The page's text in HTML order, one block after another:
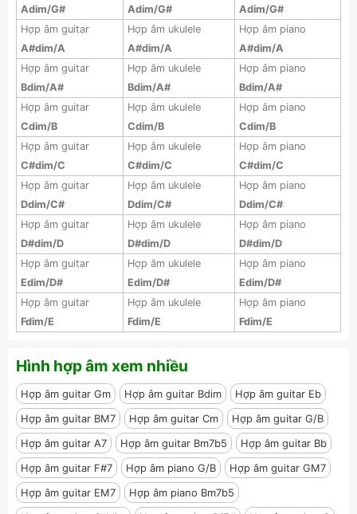
Adim/G#
Adim/G#
Adim/G#
Hợp âm guitar
A#dim/A
Hợp âm ukulele
A#dim/A
Hợp âm piano
A#dim/A
Hợp âm guitar
Bdim/A#
Hợp âm ukulele
Bdim/A#
Hợp âm piano
Bdim/A#
Hợp âm guitar
Cdim/B
Hợp âm ukulele
Cdim/B
Hợp âm piano
Cdim/B
Hợp âm guitar
C#dim/C
Hợp âm ukulele
C#dim/C
Hợp âm piano
C#dim/C
Hợp âm guitar
Ddim/C#
Hợp âm ukulele
Ddim/C#
Hợp âm piano
Ddim/C#
Hợp âm guitar
D#dim/D
Hợp âm ukulele
D#dim/D
Hợp âm piano
D#dim/D
Hợp âm guitar
Edim/D#
Hợp âm ukulele
Edim/D#
Hợp âm piano
Edim/D#
Hợp âm guitar
Fdim/E
Hợp âm ukulele
Fdim/E
Hợp âm piano
Fdim/E
Hình hợp âm xem nhiều
Hợp âm guitar Gm Hợp âm guitar Bdim
Hợp âm guitar Eb
Hợp âm guitar BM7
Hợp âm guitar Cm
Hợp âm guitar G/B
Hợp âm guitar A7
Hợp âm guitar Bm7b5
Hợp âm guitar Bb
Hợp âm guitar F#7
Hợp âm piano G/B
Hợp âm guitar GM7
Hợp âm guitar EM7
Hợp âm piano Bm7b5